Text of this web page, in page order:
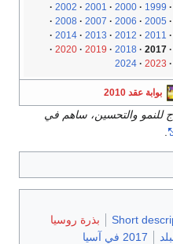
1999
2000
2001
2002
2005
2006
2007
2008
2011
2012
2013
2014
2017
2018
2019
2020
2023
2024
بوابة عقد 2010
للنمو والتحسين، ساهم في
Short
بذرة روسيا
2017 في آسيا